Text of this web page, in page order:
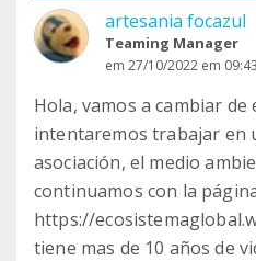
artesania focazul
Teaming Manager
em 27/10/2022 em
Hola, vamos a cambiar
intentaremos trabajar en
asociación, el medio
continuamos con la
https://
tiene mas de 10 años de